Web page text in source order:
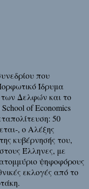
που
Ίδρυμα
Δελφών και το
of Economics
50
, ο Αλέξης
κυβέρνησής του,
Έλληνες, με
ψηφοφόρους
εκλογές από το